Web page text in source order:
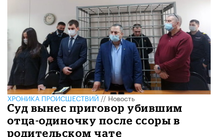
ХРОНИКА ПРОИСШЕСТВИЙ//Новость
Суд вынес приговор убившим
отца-одиночку после ссоры в
родительском чате